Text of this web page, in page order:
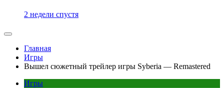
2 недели спустя
Главная
Игры
Вышел сюжетный трейлер игры Syberia — Remastered
Игры